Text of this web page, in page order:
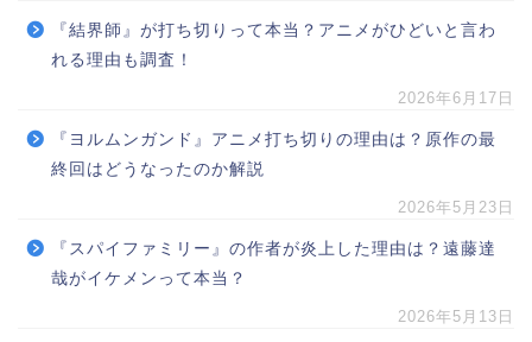
『結界師』が打ち切りって本当？アニメがひどいと言わ
れる理由も調査！
2026年6月17日
『ヨルムンガンド』アニメ打ち切りの理由は？原作の最
終回はどうなったのか解説
2026年5月23日
『スパイファミリー』の作者が炎上した理由は？遠藤達
哉がイケメンって本当？
2026年5月13日